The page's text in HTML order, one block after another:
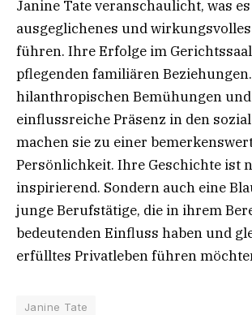
Janine Tate veranschaulicht, was
ausgeglichenes und
führen. Ihre Erfolge im
pflegenden familiären Beziehungen.
hilanthropischen Bemühungen
einflussreiche Präsenz in den
machen sie zu einer
Persönlichkeit. Ihre Geschichte ist
inspirierend. Sondern auch eine
junge Berufstätige, die in ihrem
bedeutenden Einfluss haben und
erfülltes Privatleben führen
Janine Tate